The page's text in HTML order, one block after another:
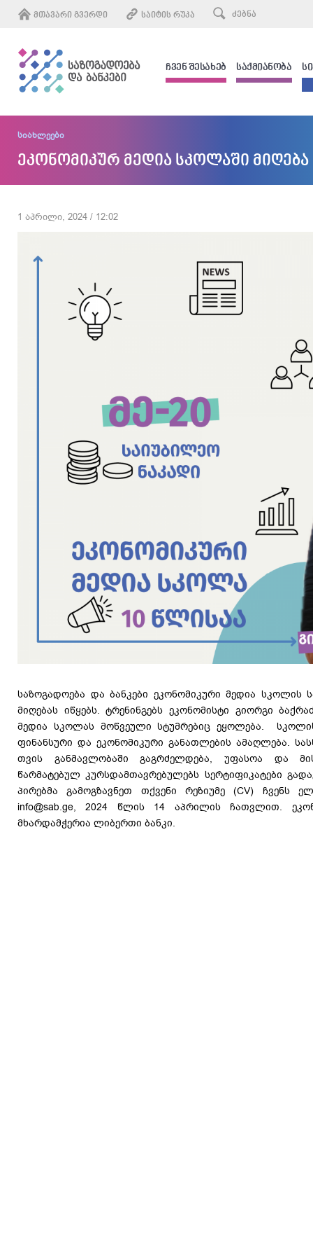
ᲛᲗᲐᲕᲐᲠᲘ ᲒᲕᲔᲠᲓᲘ ᲡᲐᲘᲢᲘᲡ ᲠᲣᲙᲐ
ᲩᲕᲔᲜ ᲨᲔᲡᲐᲮᲔᲑ ᲡᲐᲥᲛᲘᲐᲜᲝᲑᲐ
სიახლეები
ეკონომიკურ მედია სკოლაში
1 აპრილი, 2024 / 12:02
საზოგადოება და ბანკები ეკონომიკური მედია სკოლის
მიღებას იწყებს. ტრენინგებს ეკონომისტი გიორგი
მედია სკოლას მოწვეული სტუმრებიც ეყოლება.
ფინანსური და ეკონომიკური განათლების ამაღლება.
თვის განმავლობაში გაგრძელდება, უფასოა და
წარმატებულ კურსდამთავრებულებს სერტიფიკატები
პირებმა გამოგზავნეთ თქვენი რეზიუმე (CV) ჩვენს
info@sab.ge, 2024 წლის 14 აპრილის ჩათვლით.
მხარდამჭერია ლიბერთი ბანკი.